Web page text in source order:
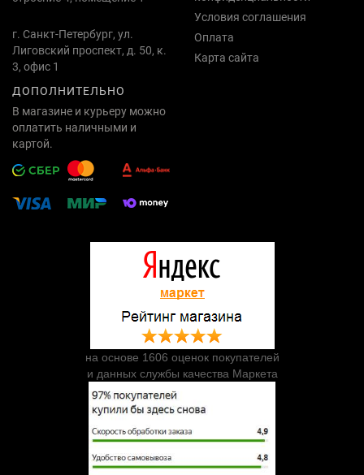
г. Санкт-Петербург, ул.
Лиговский проспект, д. 50, к.
3, офис 1
Условия соглашения
Оплата
Карта сайта
ДОПОЛНИТЕЛЬНО
В магазине и курьеру можно
оплатить наличными и
картой.
на основе 1606 оценок покупателей
и данных службы качества Маркета